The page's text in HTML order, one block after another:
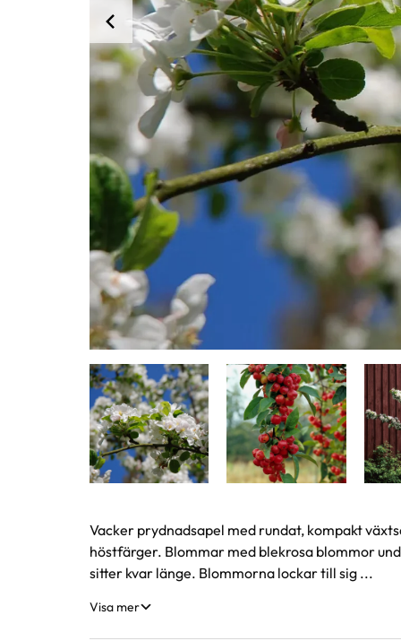
Produktinformation
Vacker prydnadsapel med rundat, kompakt
höstfärger. Blommar med blekrosa blommor
sitter kvar länge. Blommorna lockar till sig ...
Visa mer